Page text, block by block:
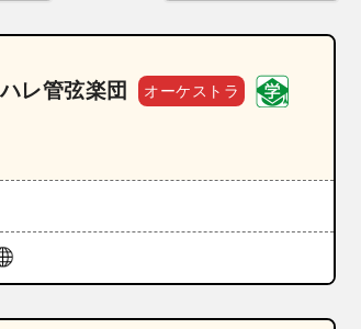
レ管弦楽団 オーケストラ